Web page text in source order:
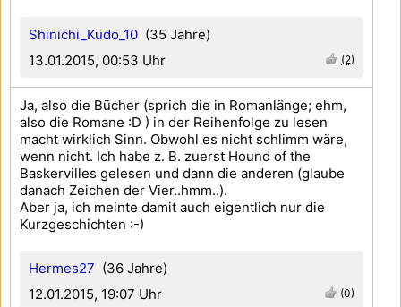
Shinichi_Kudo_10 (35 Jahre)
13.01.2015, 00:53 Uhr
(2)
Hermes27 (36 Jahre)
12.01.2015, 19:07 Uhr
(0)
Ja, also die Bücher (sprich die in Romanlänge; ehm,
also die Romane :D ) in der Reihenfolge zu lesen
macht wirklich Sinn. Obwohl es nicht schlimm wäre,
wenn nicht. Ich habe z. B. zuerst Hound of the
Baskervilles gelesen und dann die anderen (glaube
danach Zeichen der Vier..hmm..).
Aber ja, ich meinte damit auch eigentlich nur die
Kurzgeschichten :-)